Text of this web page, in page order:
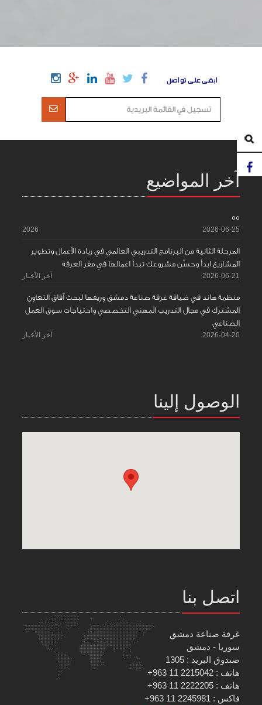
ابقى على تواصل
آخر المواضيع
55
2026-06-25
2026
المرحلة الثانية من البرنامج التدريبي العالمي في ريادة الأعمال وتطوير
المشاريع ابدأ وحسّن مشروعك تبدأ اعمالها في مقر الغرفة
2026-06-21 آخر الأخبار
منظمة هاند في ضيافة غرفة صناعة دمشق وريفها لبحث آفاق التعاون
المشترك في مجال التدريب المهني التخصصي واحتياجات سوق العمل
الصناعي
2026-04-20 آخر الأخبار
الوصول إلينا
اتصل بنا
غرفة صناعة دمشق
سوريا - دمشق
صندوق البريد : 1305
هاتف : 2215042 11 963+
هاتف : 2222205 11 963+
فاكس : 2245981 11 963+